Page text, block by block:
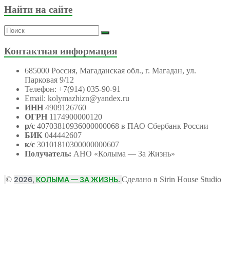
Найти на сайте
Контактная информация
685000 Россия, Магаданская обл., г. Магадан, ул.
Парковая 9/12
Телефон: +7(914) 035-90-91
Email: kolymazhizn@yandex.ru
ИНН 4909126760
ОГРН 1174900000120
р/с 40703810936000000068 в ПАО Сбербанк России
БИК 044442607
к/с 30101810300000000607
Получатель: АНО «Колыма — За Жизнь»
© 2026, КОЛЫМА — ЗА ЖИЗНЬ. Сделано в Sirin House Studio